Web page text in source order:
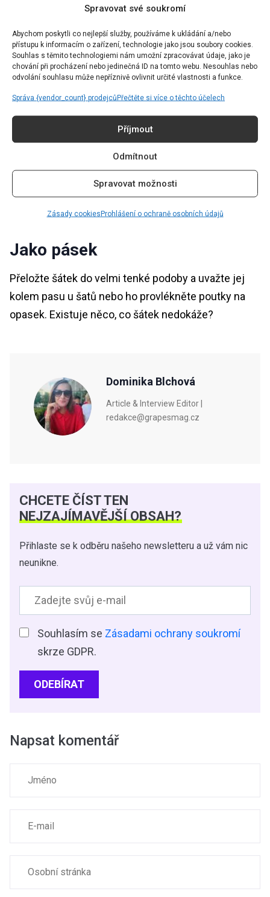
Spravovat své soukromí
Abychom poskytli co nejlepší služby, používáme k ukládání a/nebo
přístupu k informacím o zařízení, technologie jako jsou soubory cookies.
Souhlas s těmito technologiemi nám umožní zpracovávat údaje, jako je
chování při procházení nebo jedinečná ID na tomto webu. Nesouhlas nebo
odvolání souhlasu může nepříznivě ovlivnit určité vlastnosti a funkce.
Správa {vendor_count} prodejcůPřečtěte si více o těchto účelech
Příjmout
Odmítnout
Spravovat možnosti
Zásady cookiesProhlášení o ochraně osobních údajů
jej do trojúhelníkového tvaru a noste jako top
nový level, a navíc vám v horkých dnech bude
mnohem příjemněji.
Okolo krku
Větší šátek si můžete také omotat kolem krku jako
náhrdelník nebo uvázat jako mašli. Existuje spousta
možností, tak si pohrajte a zjistěte, co se vám líbí
nejvíc. Hedvábný šátek se dá nosit i jen tak
přehozený, což vypadá velmi elegantně a připomíná
to estetiku „old money”.
Jako pásek
Přeložte šátek do velmi tenké podoby a uvažte jej
kolem pasu u šatů nebo ho provlékněte poutky na
opasek. Existuje něco, co šátek nedokáže?
Dominika Blchová
Article & Interview Editor |
redakce@grapesmag.cz
CHCETE ČÍST TEN
NEJZAJÍMAVĚJŠÍ OBSAH?
Přihlaste se k odběru našeho newsletteru a už vám nic
neunikne.
Souhlasím se Zásadami ochrany soukromí
skrze GDPR.
ODEBÍRAT
Napsat komentář